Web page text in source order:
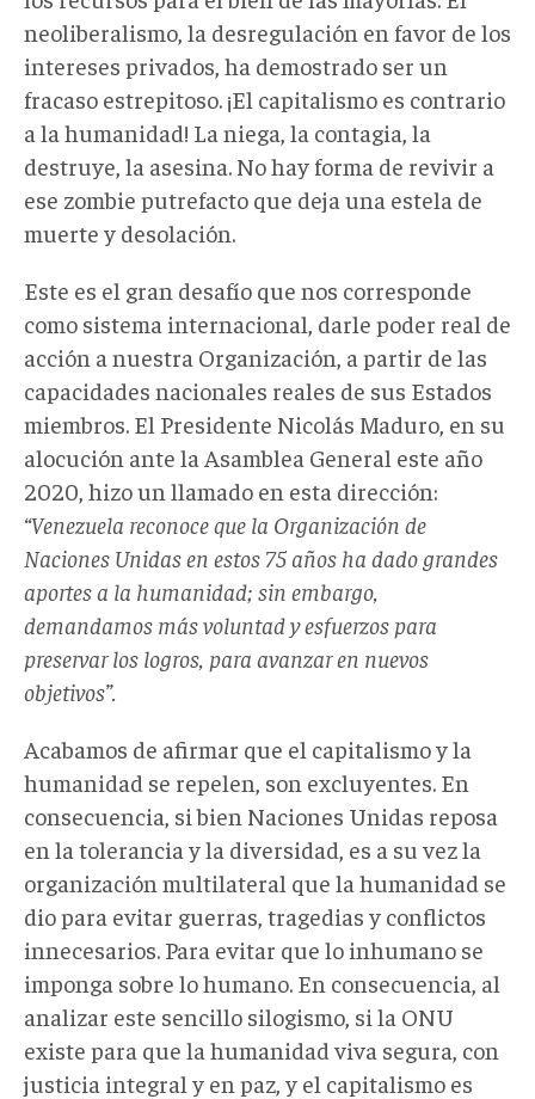
neoliberalismo, la desregulación en favor de los
intereses privados, ha demostrado ser un
fracaso estrepitoso. ¡El capitalismo es contrario
a la humanidad! La niega, la contagia, la
destruye, la asesina. No hay forma de revivir a
ese zombie putrefacto que deja una estela de
muerte y desolación.
Este es el gran desafío que nos corresponde
como sistema internacional, darle poder real de
acción a nuestra Organización, a partir de las
capacidades nacionales reales de sus Estados
miembros. El Presidente Nicolás Maduro, en su
alocución ante la Asamblea General este año
2020, hizo un llamado en esta dirección:
“Venezuela reconoce que la Organización de
Naciones Unidas en estos 75 años ha dado grandes
aportes a la humanidad; sin embargo,
demandamos más voluntad y esfuerzos para
preservar los logros, para avanzar en nuevos
objetivos”.
Acabamos de afirmar que el capitalismo y la
humanidad se repelen, son excluyentes. En
consecuencia, si bien Naciones Unidas reposa
en la tolerancia y la diversidad, es a su vez la
organización multilateral que la humanidad se
dio para evitar guerras, tragedias y conflictos
innecesarios. Para evitar que lo inhumano se
imponga sobre lo humano. En consecuencia, al
analizar este sencillo silogismo, si la ONU
existe para que la humanidad viva segura, con
justicia integral y en paz, y el capitalismo es